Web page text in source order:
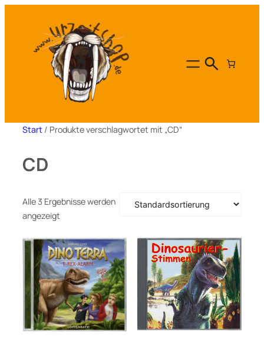
Start / Produkte verschlagwortet mit „CD“
CD
Alle 3 Ergebnisse werden
angezeigt